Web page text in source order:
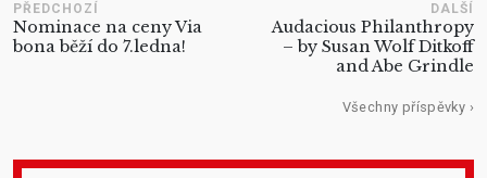
PŘEDCHOZÍ
Nominace na ceny Via
bona běží do 7.ledna!
DALŠÍ
Audacious Philanthropy
– by Susan Wolf Ditkoff
and Abe Grindle
Všechny příspěvky ›